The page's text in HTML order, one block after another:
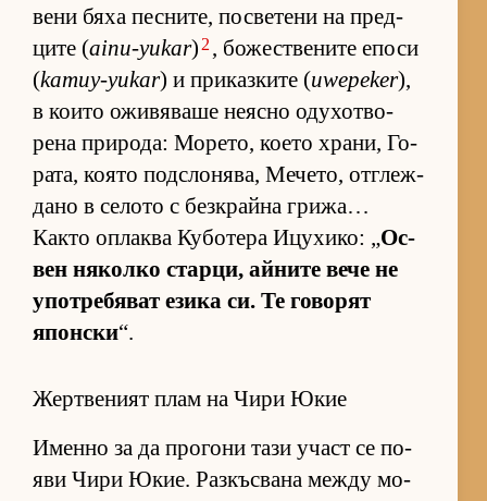
вени бяха пес­ни­те, пос­ве­тени на пред­
ците (ainu-yukar) 2 , бо­жес­т­ве­ните епоси
(kamuy-yukar) и при­каз­ките (uwepeker),
в ко­ито ожи­вя­ваше не­ясно оду­хот­во­
рена при­ро­да: Мо­ре­то, ко­ето хра­ни, Го­
ра­та, ко­ято под­с­ло­ня­ва, Ме­че­то, от­г­леж­
дано в се­лото с без­к­райна гри­жа…
Както оп­лаква Ку­бо­тера Ицу­хи­ко: „Ос­
вен ня­колко стар­ци, ай­ните вече не
упот­ре­бя­ват езика си. Те го­во­рят
япон­ски“.
Жертвеният плам на Чири Юкие
Именно за да про­гони тази участ се по­
яви Чири Юкие. Раз­къс­вана между мо­